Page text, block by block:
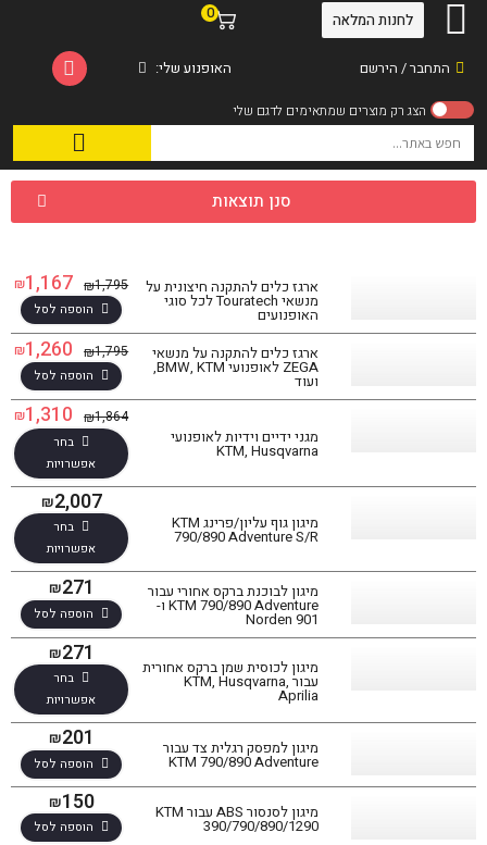
התחבר / הירשם
0
האופנוע שלי:
לחנות המלאה
סנן תוצאות
ארגז כלים להתקנה חיצונית על
מנשאי Touratech לכל סוגי
האופנועים
₪1,795
₪1,167
הוספה לסל
ארגז כלים להתקנה על מנשאי
ZEGA לאופנועי BMW, KTM,
ועוד
₪1,795
₪1,260
הוספה לסל
מגני ידיים וידיות לאופנועי
KTM, Husqvarna
₪1,864
₪1,310
בחר
אפשרויות
מיגון גוף עליון/פרינג KTM
790/890 Adventure S/R
₪2,007
בחר
אפשרויות
מיגון לבוכנת ברקס אחורי עבור
KTM 790/890 Adventure ו-
Norden 901
₪271
הוספה לסל
מיגון לכוסית שמן ברקס אחורית
עבור KTM, Husqvarna,
Aprilia
₪271
בחר
אפשרויות
מיגון למפסק רגלית צד עבור
KTM 790/890 Adventure
₪201
הוספה לסל
מיגון לסנסור ABS עבור KTM
390/790/890/1290
₪150
הוספה לסל